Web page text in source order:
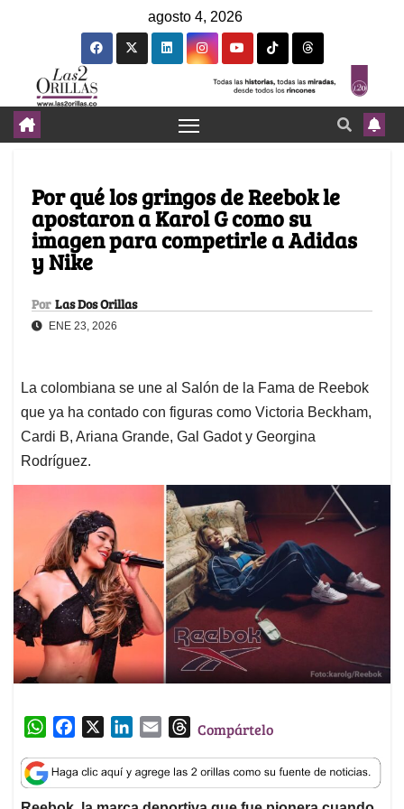
agosto 4, 2026
Por qué los gringos de Reebok le
apostaron a Karol G como su
imagen para competirle a Adidas
y Nike
Por Las Dos Orillas
ENE 23, 2026
La colombiana se une al Salón de la Fama de Reebok
que ya ha contado con figuras como Victoria Beckham,
Cardi B, Ariana Grande, Gal Gadot y Georgina
Rodríguez.
W
a
t
c
e
n
k
a
i
T
r
e
Compártelo